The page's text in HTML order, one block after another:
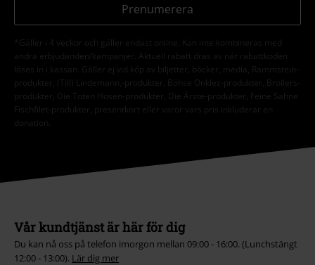
Prenumerera
*Gäller i 4 veckor och gäller endast online. Kan inte kombineras med
andra erbjudanden/kampanjer. Aktuell rabatt dras av när rabattkoden
löses in i kassan. Gäller ej vid köp av biljetter, böcker, media, Rammstein-
produkter, (Till) Lindemann,-produkter, Böhse Onklez-produkter, Broilers-
produkter, Die Toten Hosen-produkter, Die Ärzte-produkter, Feine Sahne
Fischfilet-produkter, presentkort eller varor vars pris inkluderar en
donation.
Vår kundtjänst är här för dig
Du kan nå oss på telefon imorgon mellan 09:00 - 16:00. (Lunchstängt
12:00 - 13:00). Lär dig mer